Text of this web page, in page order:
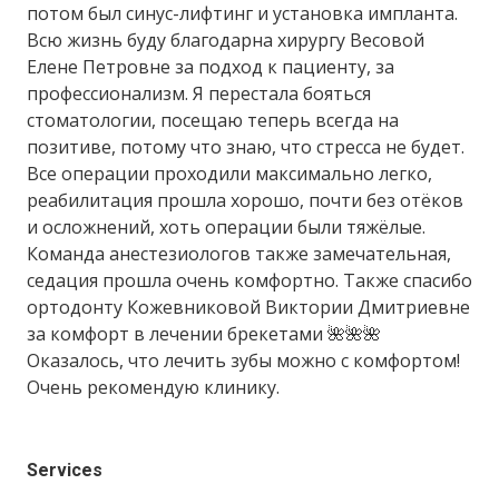
потом был синус-лифтинг и установка импланта.
Всю жизнь буду благодарна хирургу Весовой
Елене Петровне за подход к пациенту, за
профессионализм. Я перестала бояться
стоматологии, посещаю теперь всегда на
позитиве, потому что знаю, что стресса не будет.
Все операции проходили максимально легко,
реабилитация прошла хорошо, почти без отёков
и осложнений, хоть операции были тяжёлые.
Команда анестезиологов также замечательная,
седация прошла очень комфортно. Также спасибо
ортодонту Кожевниковой Виктории Дмитриевне
за комфорт в лечении брекетами 🌺🌺🌺
Оказалось, что лечить зубы можно с комфортом!
Очень рекомендую клинику.
Services